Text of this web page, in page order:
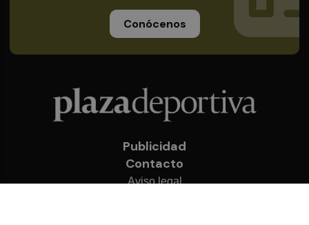
Conócenos
Publicidad
Contacto
Aviso legal